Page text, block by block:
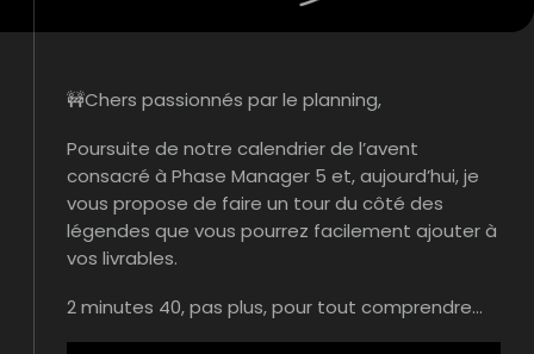
🚧Chers passionnés par le planning,
Poursuite de notre calendrier de l’avent
consacré à Phase Manager 5 et, aujourd’hui, je
vous propose de faire un tour du côté des
légendes que vous pourrez facilement ajouter à
vos livrables.
2 minutes 40, pas plus, pour tout comprendre…